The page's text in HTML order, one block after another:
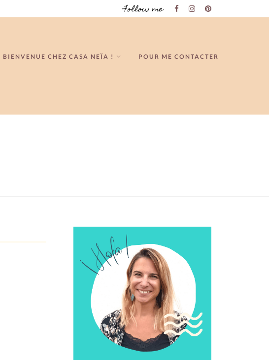
Follow me
BIENVENUE CHEZ CASA NEÏA ! POUR ME CONTACTER